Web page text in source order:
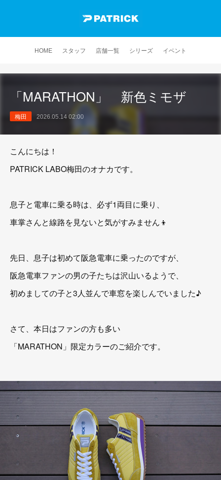
HOME スタッフ 店舗一覧 シリーズ イベント
「MARATHON」 新色ミモザ
梅田 2026.05.14 02:00
こんにちは！
PATRICK LABO梅田のオナカです。
息子と電車に乗る時は、必ず1両目に乗り、
車掌さんと線路を見ないと気がすみません👦
先日、息子は初めて阪急電車に乗ったのですが、
阪急電車ファンの男の子たちは沢山いるようで、
初めましての子と3人並んで車窓を楽しんでいました♪
さて、本日はファンの方も多い
「MARATHON」限定カラーのご紹介です。